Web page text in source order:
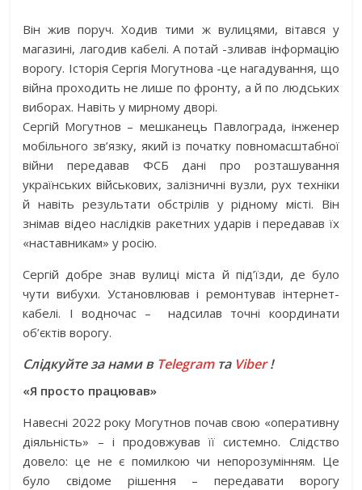
Він жив поруч. Ходив тими ж вулицями, вітався у
магазині, лагодив кабелі. А потай -зливав інформацію
ворогу. Історія Сергія Могутнова -це нагадування, що
війна проходить не лише по фронту, а й по людських
виборах. Навіть у мирному дворі.
Сергій Могутнов – мешканець Павлограда, інженер
мобільного зв’язку, який із початку повномасштабної
війни передавав ФСБ дані про розташування
українських військових, залізничні вузли, рух техніки
й навіть результати обстрілів у рідному місті. Він
знімав відео наслідків ракетних ударів і передавав їх
«наставникам» у росію.
Сергій добре знав вулиці міста й під’їзди, де було
чути вибухи. Установлював і ремонтував інтернет-
кабелі. І водночас –
надсилав точні координати
об’єктів ворогу.
Слідкуйте за нами в Telegramта Viber!
«Я просто працював»
Навесні 2022 року Могутнов почав свою «оперативну
діяльність» – і продовжував її системно. Слідство
довело: це не є помилкою чи непорозумінням. Це
було свідоме рішення – передавати ворогу